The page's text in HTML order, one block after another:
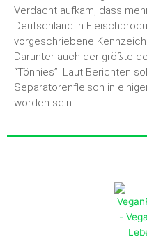
Verdacht aufkam, dass
Deutschland in
vorgeschriebene
Darunter auch der größte
“Tönnies”. Laut Berichten
Separatorenfleisch in
worden sein.